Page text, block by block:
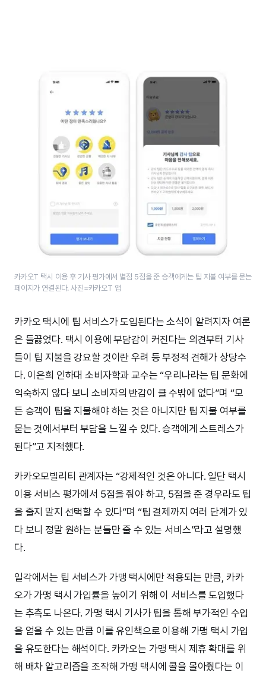
카카오T 택시 이용 후 기사 평가에서 별점 5점을 준 승객에게는 팁 지불 여부를 묻는
페이지가 연결된다. 사진=카카오T 앱
카카오 택시에 팁 서비스가 도입된다는 소식이 알려지자 여론
은 들끓었다. 택시 이용에 부담감이 커진다는 의견부터 기사
들이 팁 지불을 강요할 것이란 우려 등 부정적 견해가 상당수
다. 이은희 인하대 소비자학과 교수는 “우리나라는 팁 문화에
익숙하지 않다 보니 소비자의 반감이 클 수밖에 없다”며 “모
든 승객이 팁을 지불해야 하는 것은 아니지만 팁 지불 여부를
묻는 것에서부터 부담을 느낄 수 있다. 승객에게 스트레스가
된다”고 지적했다.
카카오모빌리티 관계자는 “강제적인 것은 아니다. 일단 택시
이용 서비스 평가에서 5점을 줘야 하고, 5점을 준 경우라도 팁
을 줄지 말지 선택할 수 있다”며 “팁 결제까지 여러 단계가 있
다 보니 정말 원하는 분들만 줄 수 있는 서비스”라고 설명했
다.
일각에서는 팁 서비스가 가맹 택시에만 적용되는 만큼, 카카
오가 가맹 택시 가입률을 높이기 위해 이 서비스를 도입했다
는 추측도 나온다. 가맹 택시 기사가 팁을 통해 부가적인 수입
을 얻을 수 있는 만큼 이를 유인책으로 이용해 가맹 택시 가입
을 유도한다는 해석이다. 카카오는 가맹 택시 제휴 확대를 위
해 배차 알고리즘을 조작해 가맹 택시에 콜을 몰아줬다는 이